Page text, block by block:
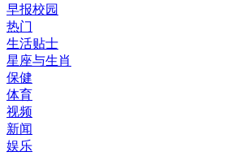
早报校园
热门
生活贴士
星座与生肖
保健
体育
视频
新闻
娱乐